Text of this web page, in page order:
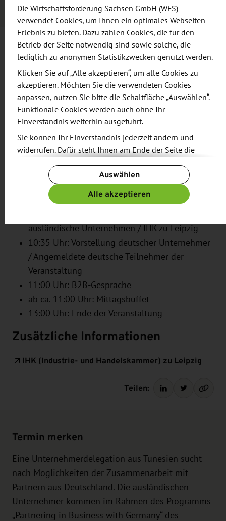
Informationen und Zielsetzung
Bevorzugte Verhandlungssprache: Englisch. Eine
Liste der Delegationsteilnehmer findet sich online.
Agenda
10:00 Uhr: Begrüßung / IHK zu Leipzig
10:05 Uhr: Vorstellung Leipzig und Region als
Wirtschaftsstandorte / IRL Invest Region
Leipzig GmbH
ausländische Unternehmen / IHK zu Leipzig
10:35 Uhr: Vorstellung deutscher Unternehmer
/ Angemeldete deutsche Teilnehmer der
Veranstaltung
11:00 Uhr: B2B-Gespräche
ab ca. 11:00 Uhr: Mittagsbuffet
13:00 Uhr: Ende der Veranstaltung
Zusätzliche Informationen
IHK (Industrie- und Handelskammer) zu Leipzig
Teilen:
Termin merken
Eine Unternehmerdelegation aus Tunesien sucht
nach Möglichkeiten der Zusammenarbeit mit
Partnern aus Deutschland. Die ausländischen
Unternehmer kommen im Rahmen des Programms
„Partnering in Business with Germany“ des
Die Wirtschaftsförderung Sachsen GmbH (WFS)
verwendet Cookies, um Ihnen ein optimales Webseiten-
Erlebnis zu bieten. Dazu zählen Cookies, die für den
Betrieb der Seite notwendig sind sowie solche, die
lediglich zu anonymen Statistikzwecken genutzt werden.
Klicken Sie auf „Alle akzeptieren“, um alle Cookies zu
akzeptieren. Möchten Sie die verwendeten Cookies
anpassen, nutzen Sie bitte die Schaltfläche „Auswählen“.
Funktionale Cookies werden auch ohne Ihr
Einverständnis weiterhin ausgeführt.
Sie können Ihr Einverständnis jederzeit ändern und
widerrufen. Dafür steht Ihnen am Ende der Seite die
Verfügung.
Weitere Informationen finden Sie in unseren
Datenschutzbestimmungenund ergänzend in unserem
Auswählen
Alle akzeptieren